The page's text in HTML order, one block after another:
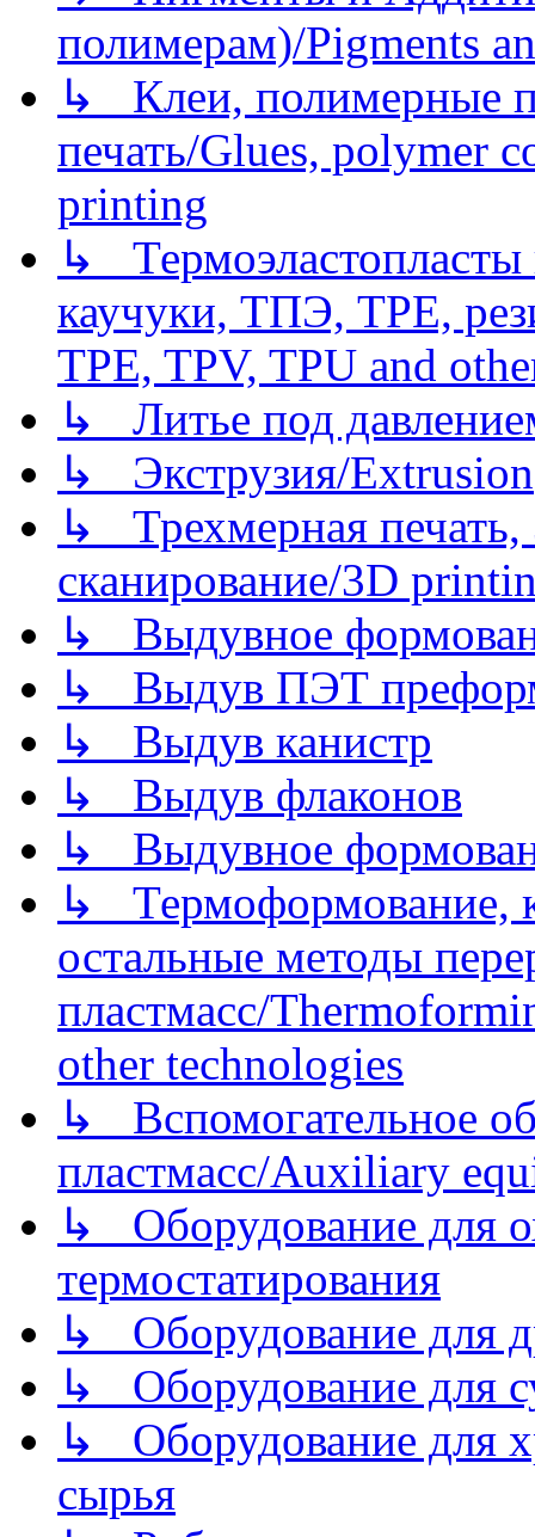
полимерам)/Pigments
↳ Клеи, полимерные
печать/Glues, polymer
printing
↳
каучуки, ТПЭ, TPE,
TPE, TPV, TPU and
↳ Литье под
↳ Экструзия/Extrusion
↳ Трехмерная
сканирование/3D
↳ Выдувное
↳ Выдув ПЭТ
↳ Выдув канистр
↳ Выдув флаконов
↳ Выдувное
↳ Термоформование,
остальные методы
пластмасс/
other technologies
↳ Вспомогательное
пластмасс/Auxiliary
↳ Оборудование для
термостатирования
↳ Оборудование для
↳ Оборудование для
↳ Оборудование для
сырья